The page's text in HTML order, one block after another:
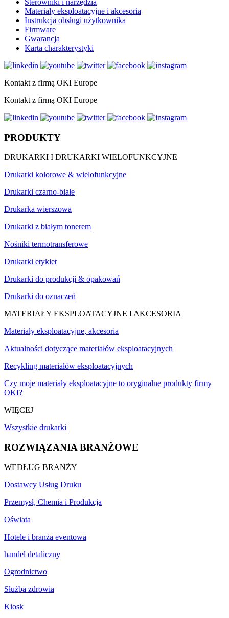
Sterowniki i narzędzia
Materiały eksploatacyjne i akcesoria
Instrukcja obsługi użytkownika
Firmware
Gwarancja
Karta charakterystyki
Kontakt z firmą OKI Europe
Kontakt z firmą OKI Europe
PRODUKTY
DRUKARKI I DRUKARKI WIELOFUNKCYJNE
Drukarki kolorowe & wielofunkcyjne
Drukarki czarno-białe
Drukarka wierszowa
Drukarki z białym tonerem
Nośniki termotransferowe
Drukarki etykiet
Drukarki do produkcji & opakowań
Drukarki do oznaczeń
MATERIAŁY EKSPLOATACYJNE I AKCESORIA
Materiały eksploatacyjne, akcesoria
Aktualności dotyczące materiałów eksploatacyjnych
Recykling materiałów eksploatacyjnych
Czy moje materiały eksploatacyjne to oryginalne produkty firmy
OKI?
WIĘCEJ
Wszystkie drukarki
ROZWIĄZANIA BRANŻOWE
WEDŁUG BRANŻY
Dostawcy Usług Druku
Przemysł, Chemia i Produkcja
Oświata
Hotele i branża eventowa
handel detaliczny
Ogrodnictwo
Służba zdrowia
Kiosk